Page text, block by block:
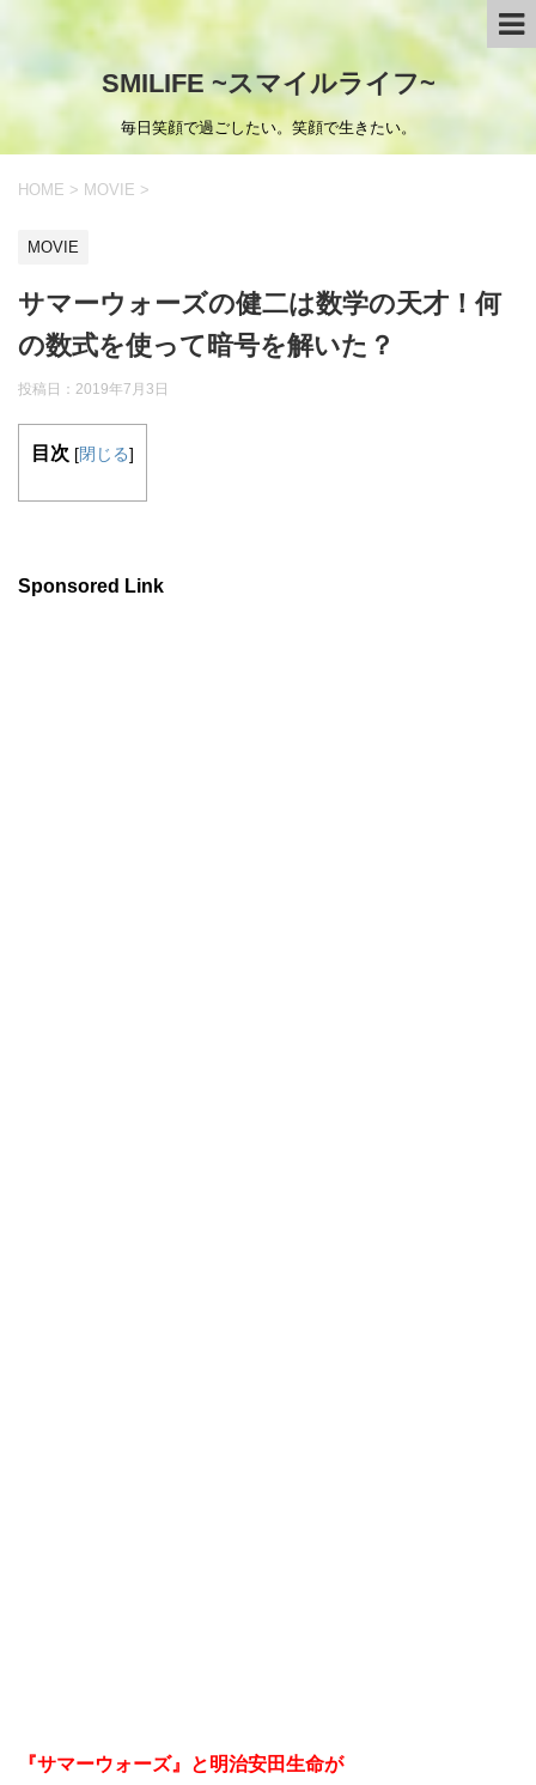
SMILIFE ~スマイルライフ~
毎日笑顔で過ごしたい。笑顔で生きたい。
HOME > MOVIE >
MOVIE
サマーウォーズの健二は数学の天才！何
の数式を使って暗号を解いた？
投稿日： 2019年7月3日
目次 [閉じる]
Sponsored Link
『サマーウォーズ』と明治安田生命が